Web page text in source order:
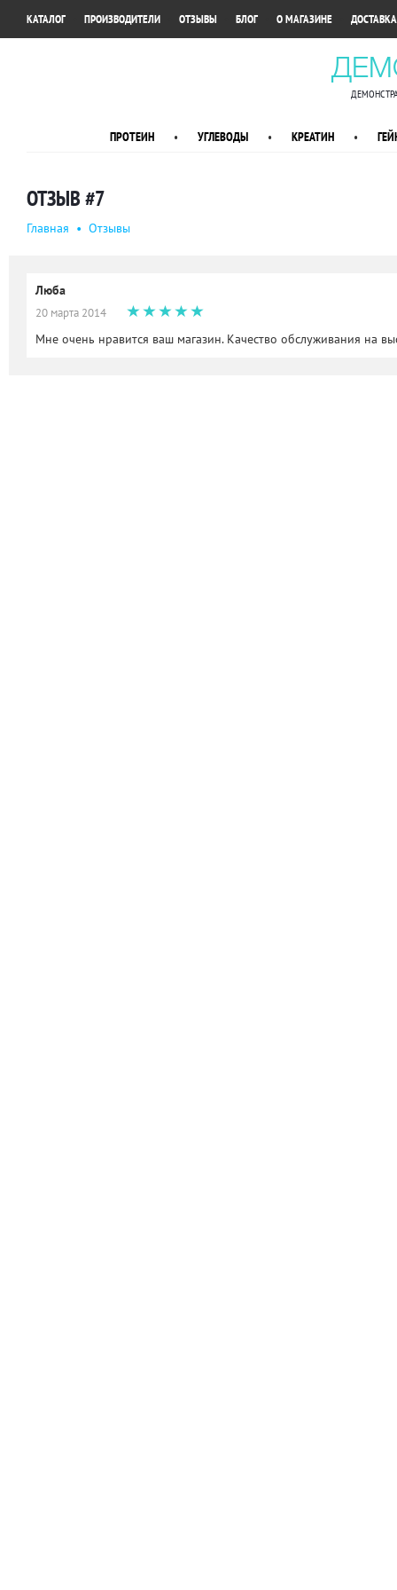
КАТАЛОГ ПРОИЗВОДИТЕЛИ ОТЗЫВЫ БЛОГ О МАГАЗИНЕ
ПРОТЕИН • УГЛЕВОДЫ • КРЕАТИН •
ОТЗЫВ #7
Главная • Oтзывы
Люба
20 марта 2014
Мне очень нравится ваш магазин. Качество обслуживания на